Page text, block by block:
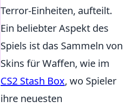
Terror-Einheiten, aufteilt.
Ein beliebter Aspekt des
Spiels ist das Sammeln von
Skins für Waffen, wie im
CS2 Stash Box, wo Spieler
ihre neuesten